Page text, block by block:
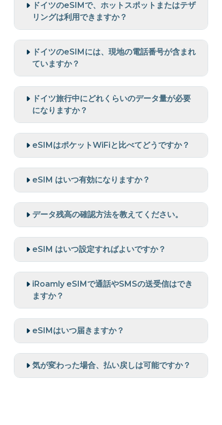
ドイツのeSIMで、ホットスポットまたはテザ
リングは利用できますか？
ドイツのeSIMには、現地の電話番号が含まれ
ていますか？
ドイツ旅行中にどれくらいのデータ量が必要
になりますか？
eSIMはポケットWiFiと比べてどうですか？
eSIM はいつ有効になりますか？
データ残高の確認方法を教えてください。
eSIM はいつ設定すればよいですか？
iRoamly eSIMで通話やSMSの送受信はでき
ますか？
eSIMはいつ届きますか？
気が変わった場合、払い戻しは可能ですか？